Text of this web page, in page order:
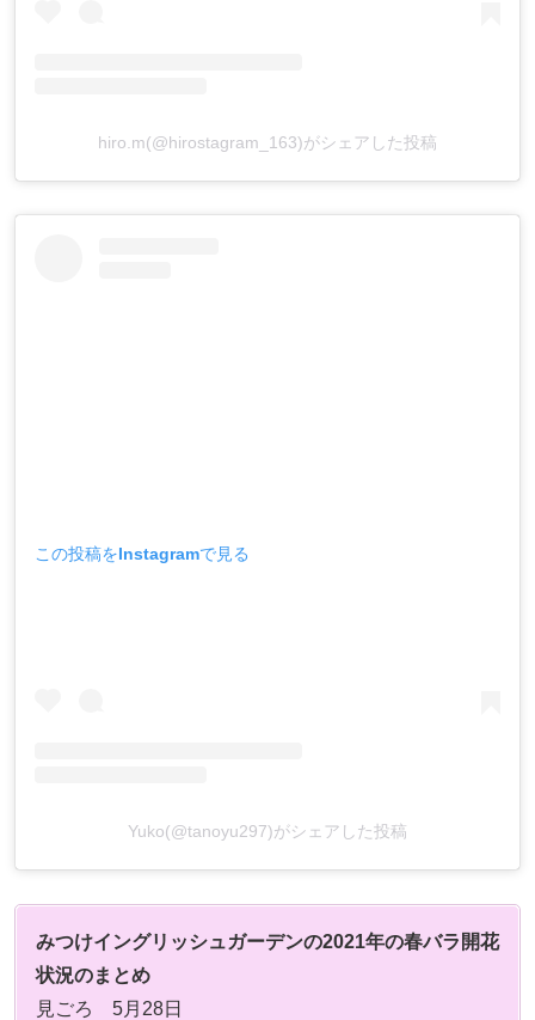
hiro.m(@hirostagram_163)がシェアした投稿
この投稿をInstagramで見る
Yuko(@tanoyu297)がシェアした投稿
みつけイングリッシュガーデンの2021年の春バラ開花
状況のまとめ
見ごろ 5月28日